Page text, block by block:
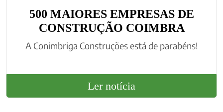
​500 MAIORES EMPRESAS DE
CONSTRUÇÃO COIMBRA
A Conimbriga Construções está de parabéns!
Ler notícia